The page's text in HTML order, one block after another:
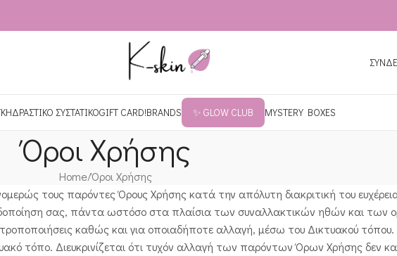
ΔΡΑΣΤΙΚΟ ΣΥΣΤΑΤΙΚΟGIFT CARD!BRANDS ✨ GLOW CLUB MYSTERY BOXES
Όροι Χρήσης
Home Όροι Χρήσης
τους παρόντες Όρους Χρήσης κατά την απόλυτη διακριτική του
σας, πάντα ωστόσο στα πλαίσια των συναλλακτικών ηθών και των
καθώς και για οποιαδήποτε αλλαγή, μέσω του Δικτυακού
τόπο. Διευκρινίζεται ότι τυχόν αλλαγή των παρόντων Όρων Χρήσης δεν